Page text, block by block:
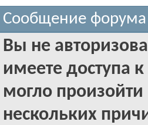
Сообщение форума
Вы не
имеете доступа
могло
нескольких